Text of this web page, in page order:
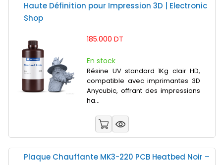
Haute Définition pour Impression 3D | Electronic
Shop
185.000 DT
En stock
Résine UV standard 1Kg clair HD,
compatible avec imprimantes 3D
Anycubic, offrant des impressions
ha...
Plaque Chauffante MK3-220 PCB Heatbed Noir –